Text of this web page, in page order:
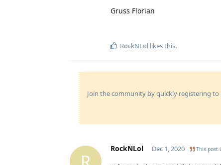
Gruss Florian
RockNLol likes this.
Join the community by quickly registering
RockNLol Dec 1, 2020 This post